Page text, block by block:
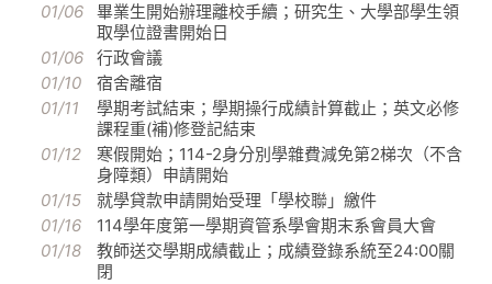
01/06
畢業生開始辦理離校手續；研究生、大學部學生領
取學位證書開始日
01/06
行政會議
01/10
宿舍離宿
01/11
學期考試結束；學期操行成績計算截止；英文必修
課程重(補)修登記結束
01/12
寒假開始；114-2身分別學雜費減免第2梯次（不含
身障類）申請開始
01/15
就學貸款申請開始受理「學校聯」繳件
01/16
114學年度第一學期資管系學會期末系會員大會
01/18
教師送交學期成績截止；成績登錄系統至24:00關
閉